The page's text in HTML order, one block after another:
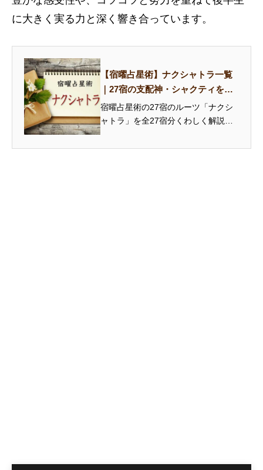
に大きく実る力と深く響き合っています。
【宿曜占星術】ナクシャトラ一覧
｜27宿の支配神・シャクティを解
説
宿曜占星術の27宿のルーツ「ナクシ
ャトラ」を全27宿分くわしく解説。
ィ（固有の力）を知ることで、本命